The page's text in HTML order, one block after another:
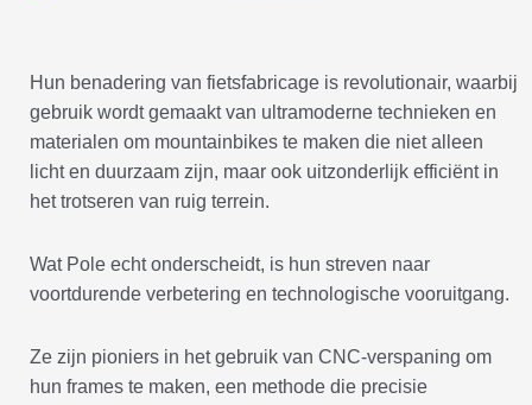
Hun benadering van fietsfabricage is revolutionair, waarbij
gebruik wordt gemaakt van ultramoderne technieken en
materialen om mountainbikes te maken die niet alleen
licht en duurzaam zijn, maar ook uitzonderlijk efficiënt in
het trotseren van ruig terrein.
Wat Pole echt onderscheidt, is hun streven naar
voortdurende verbetering en technologische vooruitgang.
Ze zijn pioniers in het gebruik van CNC-verspaning om
hun frames te maken, een methode die precisie